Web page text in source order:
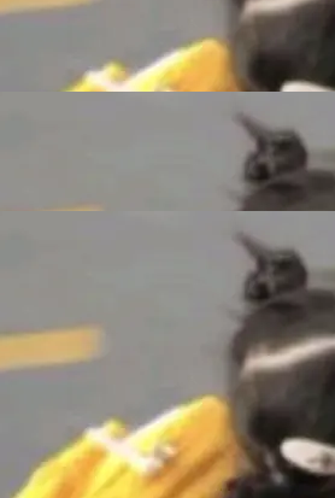
一次操作，...
科技巨头相比，Spa
引人瞩目。然而，支
现出截然不同的面
主要依托充沛的经
型。一句话概括：
dev.meta.ai/install.
项目里自动规划、写
工具。 据介绍，Muse
后台 agent。这些后
用知识图谱校
拥有全局视野。整个
：建图 → 控制难度
Mooncake TENT。
擎接入Mooncake T
提升30%、非零拷贝
MPComm底层基
擎，后续腾讯网平将
的高性能通信组
MPComm中实现了一
“面向企业研发场景的
用”凭借卓越的技术
全链路私有化部署，
当前，越来越多企业已
，通过调用公有云模
研发效率。但随着 AI
信部人工智能
式发布《2025年人工
集中展示人工智能在
术底座、行业赋能、